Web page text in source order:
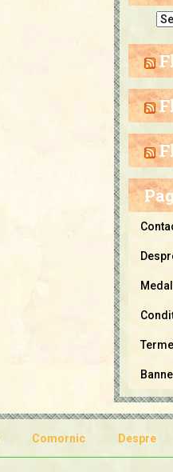
h
i
v
C
o
m
o
i
u
Comornic Despre